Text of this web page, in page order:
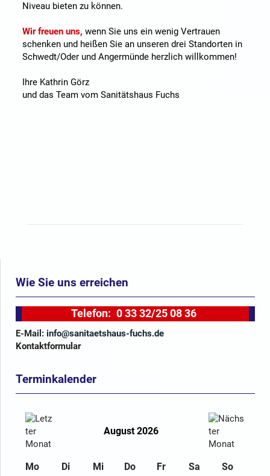
Niveau bieten zu können.
Wir freuen uns, wenn Sie uns ein wenig Vertrauen
schenken und heißen Sie an unseren drei Standorten in
Schwedt/Oder und Angermünde herzlich willkommen!
Ihre Kathrin Görz
und das Team vom Sanitätshaus Fuchs
Wie Sie uns erreichen
Telefon: 0 33 32/25 08 36
E-Mail: info@sanitaetshaus-fuchs.de
Kontaktformular
Terminkalender
August 2026
Mo Di Mi Do Fr Sa So